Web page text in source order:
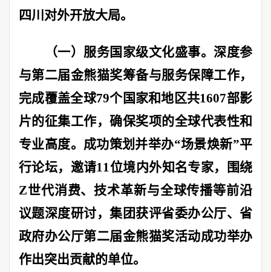
四川对外开放大局。
（一）服务国家级文化盛事。深度参
与第二届金熊猫奖筹备与服务保障工作，
完成覆盖全球79个国家和地区共1607部影
片的征集工作，确保奖项的全球代表性和
专业高度。成功策划并举办“场景焕新”平
行论坛，邀请11位境内外知名专家，围绕
Z世代消费、技术革新与全球传播等前沿
议题深度研讨，集团获评省委办公厅、省
政府办公厅第二届金熊猫奖活动成功举办
作出突出贡献的单位。